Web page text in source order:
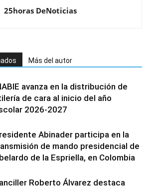
25horas DeNoticias
Más del autor
avanza en la distribución de
de cara al inicio del año
2026-2027
Abinader participa en la
de mando presidencial de
de la Espriella, en Colombia
Roberto Álvarez destaca